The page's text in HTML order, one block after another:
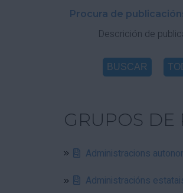
Procura de
Descrición de
GRUPOS DE
Administracions
Administracións